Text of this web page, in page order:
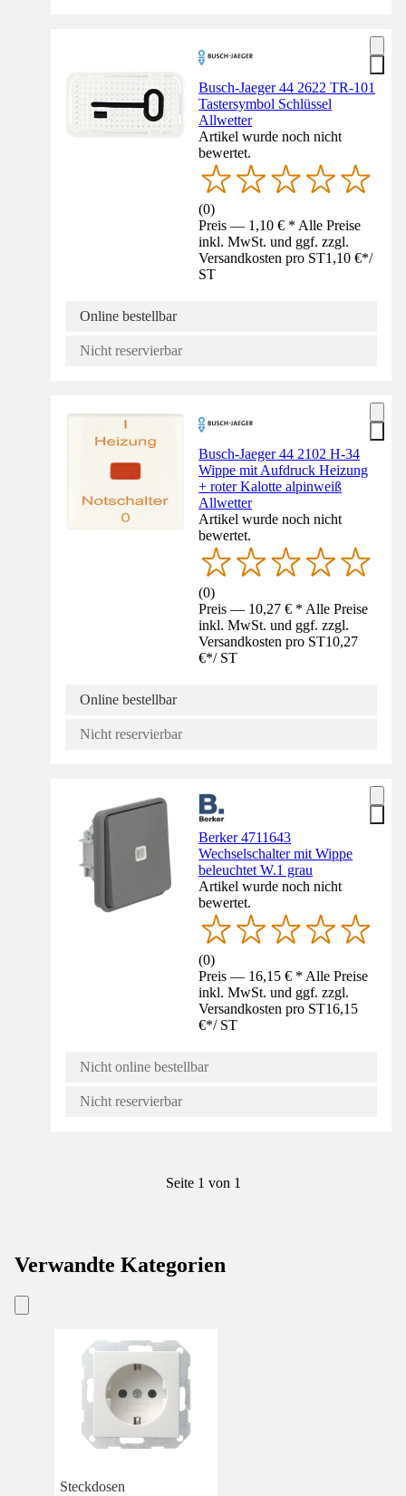
Busch-Jaeger 44 2622 TR-101
Tastersymbol Schlüssel
Allwetter
Artikel wurde noch nicht
bewertet.
(0)
Preis — 1,10 € * Alle Preise
inkl. MwSt. und ggf. zzgl.
Versandkosten pro ST1,10 €*/
ST
Online bestellbar
Nicht reservierbar
Busch-Jaeger 44 2102 H-34
Wippe mit Aufdruck Heizung
+ roter Kalotte alpinweiß
Allwetter
Artikel wurde noch nicht
bewertet.
(0)
Preis — 10,27 € * Alle Preise
inkl. MwSt. und ggf. zzgl.
Versandkosten pro ST10,27
€*/ ST
Online bestellbar
Nicht reservierbar
Berker 4711643
Wechselschalter mit Wippe
beleuchtet W.1 grau
Artikel wurde noch nicht
bewertet.
(0)
Preis — 16,15 € * Alle Preise
inkl. MwSt. und ggf. zzgl.
Versandkosten pro ST16,15
€*/ ST
Nicht online bestellbar
Nicht reservierbar
Seite 1 von 1
Verwandte Kategorien
Steckdosen